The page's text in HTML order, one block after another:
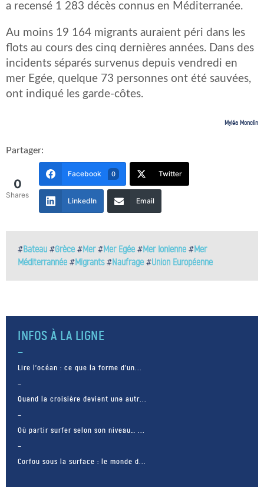
a recensé 1 283 décès connus en Méditerranée.
Au moins 19 164 migrants auraient péri dans les
flots au cours des cinq dernières années. Dans des
incidents séparés survenus depuis vendredi en
mer Egée, quelque 73 personnes ont été sauvées,
ont indiqué les garde-côtes.
Myléa Monclin
Partager:
0
Shares
Facebook 0 Twitter
LinkedIn Email
#Bateau #Grèce #Mer#Mer Egée #Mer Ionienne #Mer
Méditerrannée #Migrants#Naufrage #Union Européenne
INFOS À LA LIGNE
Lire l’océan : ce que la forme d’un...
Quand la croisière devient une autr...
Où partir surfer selon son niveau… ...
Corfou sous la surface : le monde d...